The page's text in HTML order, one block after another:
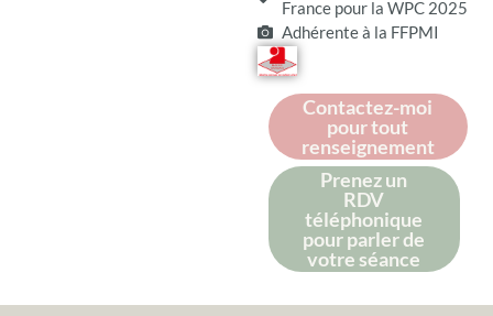
France pour la WPC 2025
Adhérente à la FFPMI
Contactez-moi
pour tout
renseignement
Prenez un
RDV
téléphonique
pour parler de
votre séance